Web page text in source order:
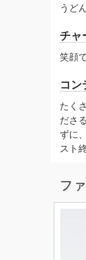
うど
チャ
笑顔
コン
たく
ださ
ずに
スト
フ